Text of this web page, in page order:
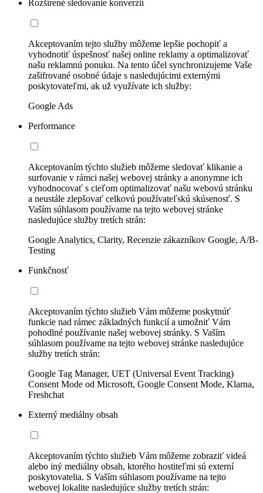
Rozšírené sledovanie konverzií
Akceptovaním tejto služby môžeme lepšie pochopiť a
vyhodnotiť úspešnosť našej online reklamy a optimalizovať
našu reklamnú ponuku. Na tento účel synchronizujeme Vaše
zašifrované osobné údaje s nasledujúcimi externými
poskytovateľmi, ak už využívate ich služby:
Google Ads
Performance
Akceptovaním týchto služieb môžeme sledovať klikanie a
surfovanie v rámci našej webovej stránky a anonymne ich
vyhodnocovať s cieľom optimalizovať našu webovú stránku
a neustále zlepšovať celkovú používateľskú skúsenosť. S
Vaším súhlasom používame na tejto webovej stránke
nasledujúce služby tretích strán:
Google Analytics, Clarity, Recenzie zákazníkov Google, A/B-
Testing
Funkčnosť
Akceptovaním týchto služieb Vám môžeme poskytnúť
funkcie nad rámec základných funkcií a umožniť Vám
pohodlné používanie našej webovej stránky. S Vaším
súhlasom používame na tejto webovej stránke nasledujúce
služby tretích strán:
Google Tag Manager, UET (Universal Event Tracking)
Consent Mode od Microsoft, Google Consent Mode, Klarna,
Freshchat
Externý mediálny obsah
Akceptovaním týchto služieb Vám môžeme zobraziť videá
alebo iný mediálny obsah, ktorého hostiteľmi sú externí
poskytovatelia. S Vaším súhlasom používame na tejto
webovej lokalite nasledujúce služby tretích strán: